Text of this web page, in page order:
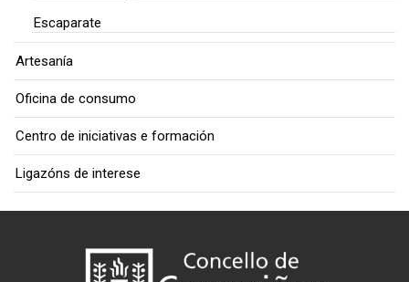
Escaparate
Artesanía
Oficina de consumo
Centro de iniciativas e formación
Ligazóns de interese